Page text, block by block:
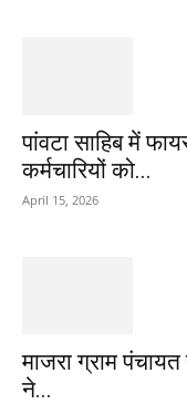
पांवटा साहिब में
कर्मचारियों को...
April 15, 2026
माजरा ग्राम
ने...